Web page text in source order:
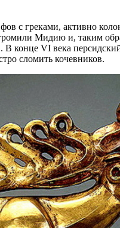
с греками, активно
Мидию и, таким
В конце VI века
сломить кочевников.